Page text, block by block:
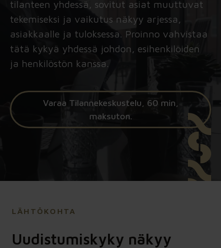
tilanteen yhdessä, sovitut asiat muuttuvat
tekemiseksi ja vaikutus näkyy arjessa,
asiakkaalle ja tuloksessa. Proinno vahvistaa
tätä kykyä yhdessä johdon, esihenkilöiden
ja henkilöstön kanssa.
Varaa Tilannekeskustelu, 60 min,
maksuton.
LÄHTÖKOHTA
Uudistumiskyky näkyy
Tilannekuva
→ Koko tilanne yhteiseksi. Kun tieto,
kokemukset ja näkemykset ovat
hajallaan, Tilannekuva kokoaa
näkyviin, mikä kantaa, mikä hidastaa
Sprintti
→ Yksi sovittu asia käytäntöön. Työ,
Juurtuminen
Seuranta, vastuut ja yhteinen rytmi
myös kiireen, henkilövaihdokset ja
muuttuvat prioriteetit.